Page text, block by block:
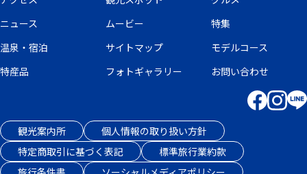
ニュース
ムービー
特集
温泉・宿泊
サイトマップ
モデルコース
特産品
フォトギャラリー お問い合わせ
観光案内所
個人情報の取り扱い方針
特定商取引に基づく表記
標準旅行業約款